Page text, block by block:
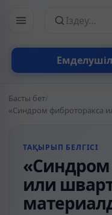
Сайттан іздеу
Басты бет/
«Синдром фиброторакса
ТАҚЫРЫП БЕЛГІСІ
«Синдром
или